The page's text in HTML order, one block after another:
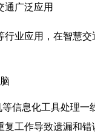
通广泛应用
业应用，在智慧
信息化工具处理
工作导致遗漏和错